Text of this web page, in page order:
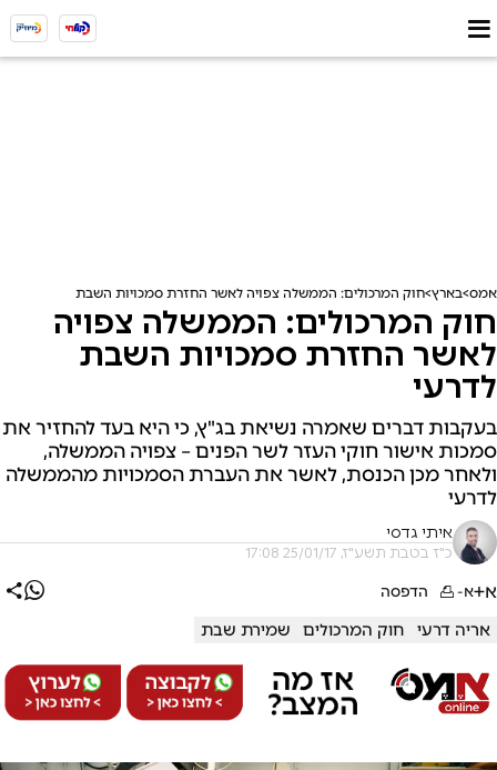
אמס בארץ חוק המרכולים: הממשלה צפויה לאשר החזרת סמכויות השבת לדרעי
חוק המרכולים: הממשלה צפויה
לאשר החזרת סמכויות השבת
לדרעי
בעקבות דברים שאמרה נשיאת בג"ץ, כי היא בעד להחזיר את
סמכות אישור חוקי העזר לשר הפנים – צפויה הממשלה,
ולאחר מכן הכנסת, לאשר את העברת הסמכויות מהממשלה
לדרעי
איתי גדסי
כ"ז בטבת תשע"ז, 25/01/17 17:08
א+א- הדפסה
אריה דרעי חוק המרכולים שמירת שבת